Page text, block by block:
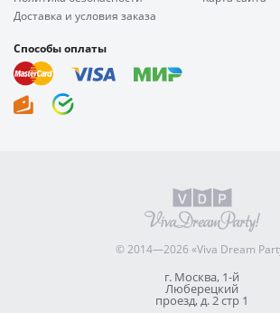
Доставка и условия заказа
Способы оплаты
© 2014—2026 «Viva Dream
г. Москва, 1-й
Люберецкий
проезд, д. 2 стр 1